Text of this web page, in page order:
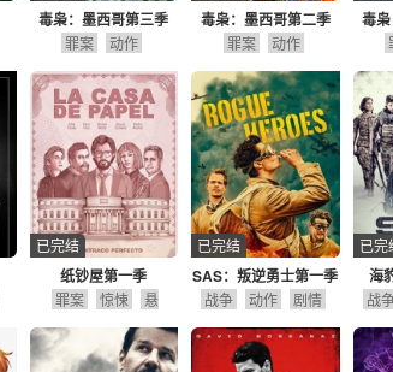
毒枭：墨西哥第三季
罪案 动作
毒枭：墨西哥第二季
罪案 动作
毒
纸钞屋第一季
已完结
罪案 惊悚
悬
疑
剧情
SAS：叛逆勇士第一季
已完结
战争 动作 剧情
海
已完
战